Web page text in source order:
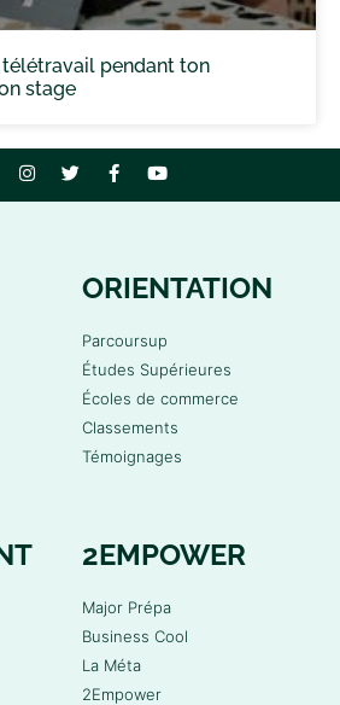
télétravail pendant ton
stage
ORIENTATION
Parcoursup
Études Supérieures
Écoles de commerce
Classements
Témoignages
2EMPOWER
Major Prépa
Business Cool
La Méta
2Empower